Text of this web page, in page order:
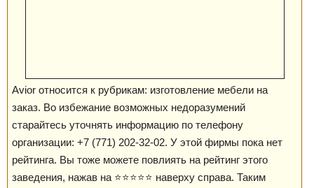
Avior относится к рубрикам: изготовление мебели на
заказ. Во избежание возможных недоразумений
старайтесь уточнять информацию по телефону
организации: +7 (771) 202-32-02. У этой фирмы пока нет
рейтинга. Вы тоже можете повлиять на рейтинг этого
заведения, нажав на ⭐️⭐️⭐️⭐️⭐️ наверху справа. Таким